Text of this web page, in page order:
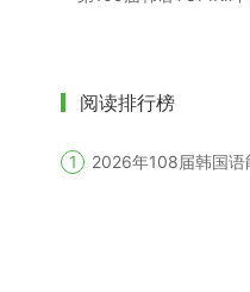
阅读排行榜
2026年108届韩国语能